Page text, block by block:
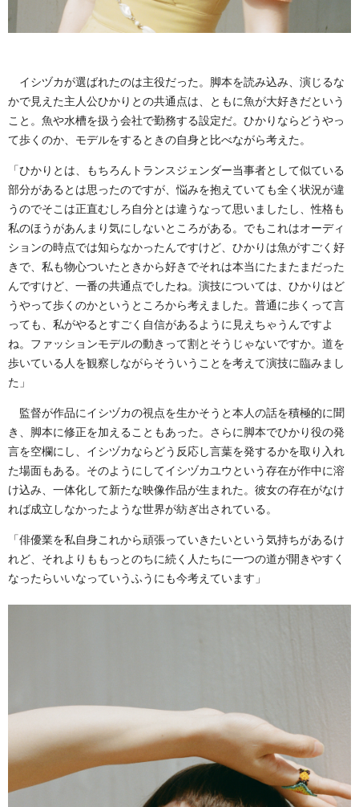
イシヅカが選ばれたのは主役だった。脚本を読み込み、演じるな
かで見えた主人公ひかりとの共通点は、ともに魚が大好きだという
こと。魚や水槽を扱う会社で勤務する設定だ。ひかりならどうやっ
て歩くのか、モデルをするときの自身と比べながら考えた。
「ひかりとは、もちろんトランスジェンダー当事者として似ている
部分があるとは思ったのですが、悩みを抱えていても全く状況が違
うのでそこは正直むしろ自分とは違うなって思いましたし、性格も
私のほうがあんまり気にしないところがある。でもこれはオーディ
ションの時点では知らなかったんですけど、ひかりは魚がすごく好
きで、私も物心ついたときから好きでそれは本当にたまたまだった
んですけど、一番の共通点でしたね。演技については、ひかりはど
うやって歩くのかというところから考えました。普通に歩くって言
っても、私がやるとすごく自信があるように見えちゃうんですよ
ね。ファッションモデルの動きって割とそうじゃないですか。道を
歩いている人を観察しながらそういうことを考えて演技に臨みまし
た」
監督が作品にイシヅカの視点を生かそうと本人の話を積極的に聞
き、脚本に修正を加えることもあった。さらに脚本でひかり役の発
言を空欄にし、イシヅカならどう反応し言葉を発するかを取り入れ
た場面もある。そのようにしてイシヅカユウという存在が作中に溶
け込み、一体化して新たな映像作品が生まれた。彼女の存在がなけ
れば成立しなかったような世界が紡ぎ出されている。
「俳優業を私自身これから頑張っていきたいという気持ちがあるけ
れど、それよりももっとのちに続く人たちに一つの道が開きやすく
なったらいいなっていうふうにも今考えています」